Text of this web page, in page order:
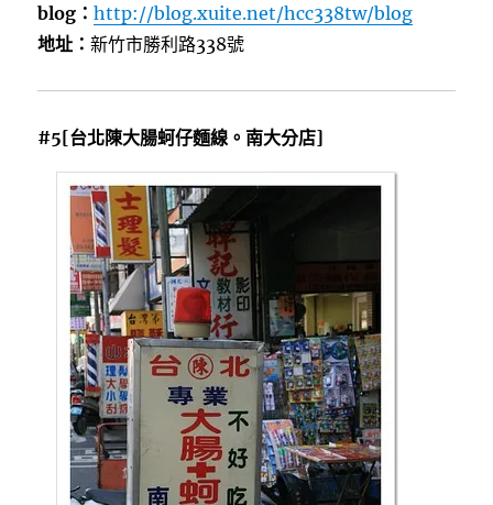
blog：http://blog.xuite.net/hcc338tw/blog
地址：新竹市勝利路338號
#5[台北陳大腸蚵仔麵線。南大分店]